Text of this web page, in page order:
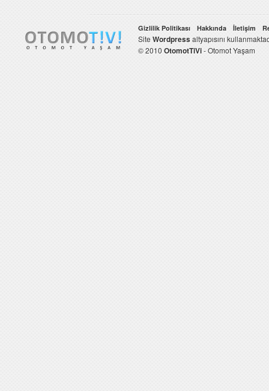
Gizlilik Politikası Hakkında İletişim
Site Wordpressaltyapısını
© 2010 OtomotTiVi- Otomot Yaşam